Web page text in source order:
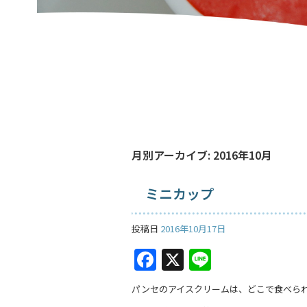
月別アーカイブ: 2016年10月
ミニカップ
投稿日 2016年10月17日
F
a
X
n
パンセのアイスクリームは、どこで食べら